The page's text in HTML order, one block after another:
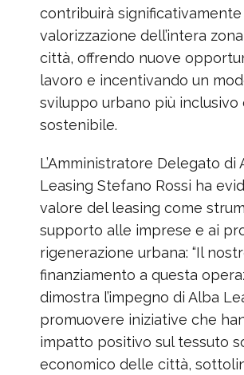
contribuirà significativamente
valorizzazione dell’intera
città, offrendo nuove
lavoro e incentivando un
sviluppo urbano più inclusivo
sostenibile.
L’Amministratore Delegato di
Leasing Stefano Rossi ha
valore del leasing come
supporto alle imprese e ai
rigenerazione urbana: “Il
finanziamento a questa
dimostra l’impegno di Alba
promuovere iniziative che
impatto positivo sul tessuto
economico delle città,